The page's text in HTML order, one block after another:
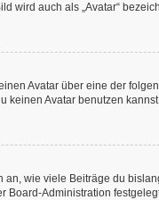
wird auch als „Avatar“
Avatar über eine der
keinen Avatar benutzen
wie viele Beiträge du
Board-Administration